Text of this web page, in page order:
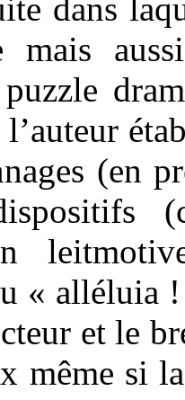
dans
mais
l’auteur
(en
« alléluia
et le
même si